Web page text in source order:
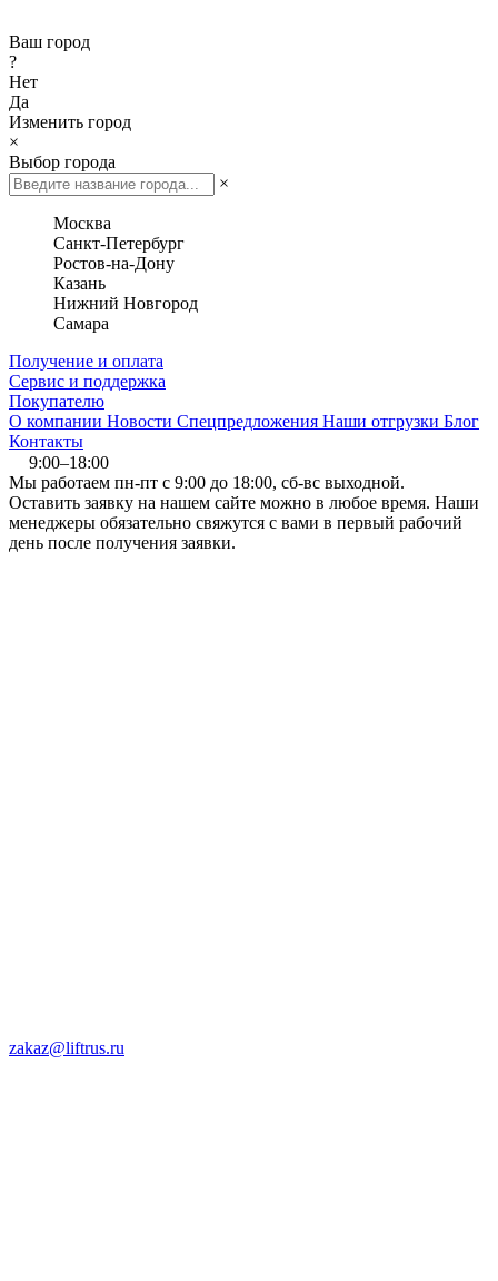
Ваш город
?
Нет
Да
Изменить город
×
Выбор города
×
Москва
Санкт-Петербург
Ростов-на-Дону
Казань
Нижний Новгород
Самара
Получение и оплата
Сервис и поддержка
Покупателю
О компании Новости Спецпредложения Наши отгрузки Блог
Контакты
9:00–18:00
Мы работаем пн-пт с 9:00 до 18:00, сб-вс выходной.
Оставить заявку на нашем сайте можно в любое время. Наши
менеджеры обязательно свяжутся с вами в первый рабочий
день после получения заявки.
zakaz@liftrus.ru